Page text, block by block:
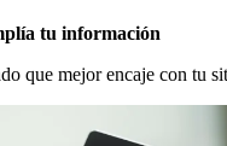
tu información
que mejor encaje con tu